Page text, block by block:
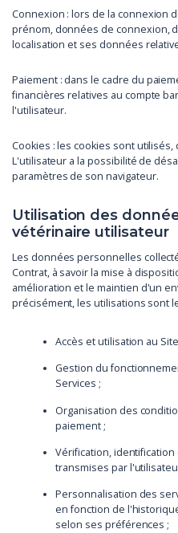
Connexion : lors de la connexion
prénom, données de connexion,
localisation et ses données
Paiement : dans le cadre du
financières relatives au compte
l'utilisateur.
Cookies : les cookies sont
L'utilisateur a la possibilité de
paramètres de son navigateur.
Utilisation des
vétérinaire utilisateur
Les données personnelles
Contrat, à savoir la mise à
amélioration et le maintien d'un
précisément, les utilisations sont
Accès et utilisation au
Gestion du
Services ;
Organisation des
paiement ;
Vérification,
transmises par
Personnalisation des
en fonction de
selon ses préférences ;